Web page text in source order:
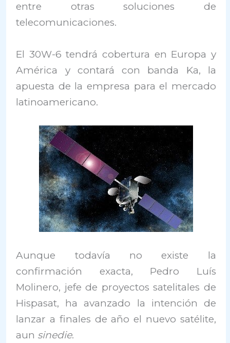
entre otras soluciones de
telecomunicaciones.
El 30W-6 tendrá cobertura en Europa y
América y contará con banda Ka, la
apuesta de la empresa para el mercado
latinoamericano.
Aunque todavía no existe la
confirmación exacta, Pedro Luís
Molinero, jefe de proyectos satelitales de
Hispasat, ha avanzado la intención de
lanzar a finales de año el nuevo satélite,
aun sinedie.